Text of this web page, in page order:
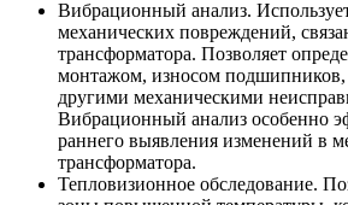
Вибрационный анализ.
механических повреждений,
трансформатора. Позволяет
монтажом, износом подшипников,
другими механическими
Вибрационный анализ особенно
раннего выявления изменений в
трансформатора.
Тепловизионное обследование.